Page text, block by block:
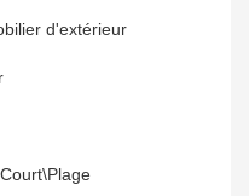
d'extérieur